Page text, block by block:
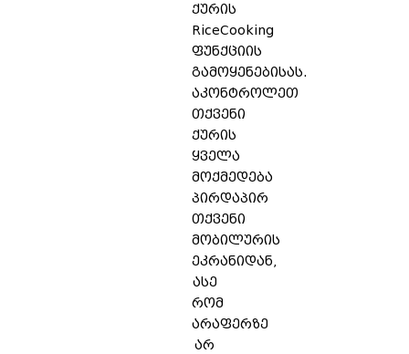
ქურის
RiceCooking
ფუნქციის
გამოყენებისას.
აკონტროლეთ
თქვენი
ქურის
ყველა
მოქმედება
პირდაპირ
თქვენი
მობილურის
ეკრანიდან,
ასე
რომ
არაფერზე
არ